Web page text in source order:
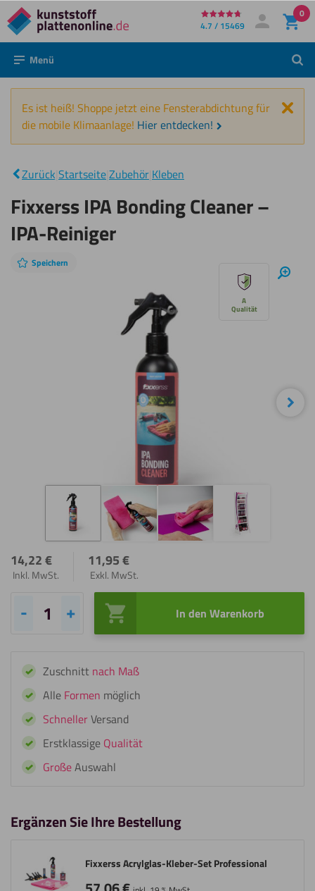
Direkt
zum
Inhalt
4.7 / 15469 Mein Konto
Anmelden
0
Menü
Es ist heiß! Shoppe jetzt eine Fensterabdichtung für
die mobile Klimaanlage! Hier entdecken!
Zurück StartseiteZubehör Kleben
Fixxerss
Bonding
Cleaner
Reiniger
Fixxerss IPA Bonding Cleaner –
IPA-Reiniger
Speichern
A
Qualität
14,22€
Inkl. MwSt.
11,95€
Exkl. MwSt.
Fixxerss
Cleaner
-
Reiniger
Menge
In den Warenkorb
Zuschnitt nach Maß
Alle Formen möglich
SchnellerVersand
Erstklassige Qualität
GroßeAuswahl
Ergänzen Sie Ihre Bestellung
Fixxerss Acrylglas-Kleber-Set Professional